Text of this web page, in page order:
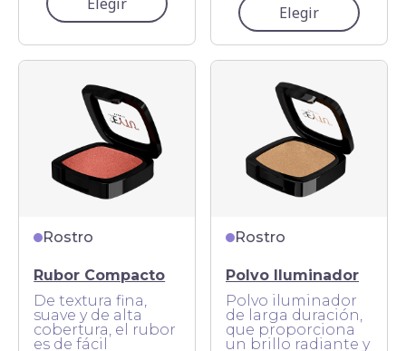
Elegir
Rostro
Rubor Compacto
De textura fina,
suave y de alta
cobertura, el rubor
es de fácil
Rostro
Polvo Iluminador
Polvo iluminador
de larga duración,
que proporciona
un brillo radiante y